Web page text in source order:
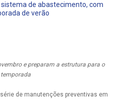
de abastecimento, com
de verão
e preparam a estrutura para o
de manutenções preventivas em